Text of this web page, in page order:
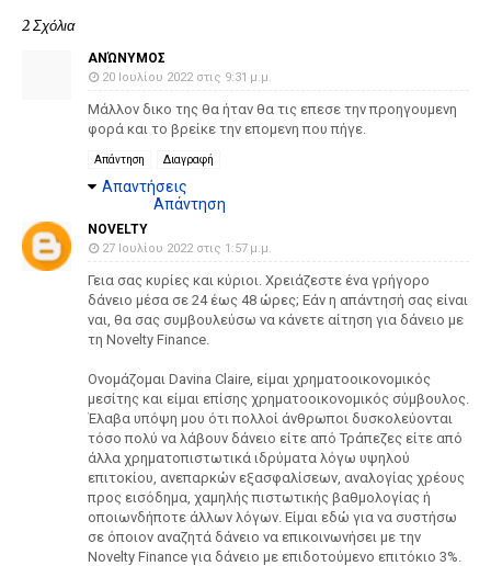
2 Σχόλια
ΑΝΏΝΥΜΟΣ
20 Ιουλίου 2022 στις 9:31 μ.μ.
Μάλλον δικο της θα ήταν θα τις επεσε την προηγουμενη
φορά και το βρείκε την επομενη που πήγε.
Απάντηση Διαγραφή
Απαντήσεις
Απάντηση
NOVELTY
27 Ιουλίου 2022 στις 1:57 μ.μ.
Γεια σας κυρίες και κύριοι. Χρειάζεστε ένα γρήγορο
δάνειο μέσα σε 24 έως 48 ώρες; Εάν η απάντησή σας είναι
ναι, θα σας συμβουλεύσω να κάνετε αίτηση για δάνειο με
τη Novelty Finance.
Ονομάζομαι Davina Claire, είμαι χρηματοοικονομικός
μεσίτης και είμαι επίσης χρηματοοικονομικός σύμβουλος.
Έλαβα υπόψη μου ότι πολλοί άνθρωποι δυσκολεύονται
τόσο πολύ να λάβουν δάνειο είτε από Τράπεζες είτε από
άλλα χρηματοπιστωτικά ιδρύματα λόγω υψηλού
επιτοκίου, ανεπαρκών εξασφαλίσεων, αναλογίας χρέους
προς εισόδημα, χαμηλής πιστωτικής βαθμολογίας ή
οποιωνδήποτε άλλων λόγων. Είμαι εδώ για να συστήσω
σε όποιον αναζητά δάνειο να επικοινωνήσει με την
Novelty Finance για δάνειο με επιδοτούμενο επιτόκιο 3%.